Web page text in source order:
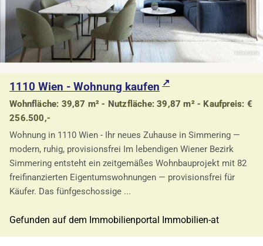
1110 Wien - Wohnung kaufen
Wohnfläche: 39,87 m² - Nutzfläche: 39,87 m² - Kaufpreis: €
256.500,-
Wohnung in 1110 Wien - Ihr neues Zuhause in Simmering —
modern, ruhig, provisionsfrei Im lebendigen Wiener Bezirk
Simmering entsteht ein zeitgemäßes Wohnbauprojekt mit 82
freifinanzierten Eigentumswohnungen — provisionsfrei für
Käufer. Das fünfgeschossige ...
Gefunden auf dem Immobilienportal Immobilien-at